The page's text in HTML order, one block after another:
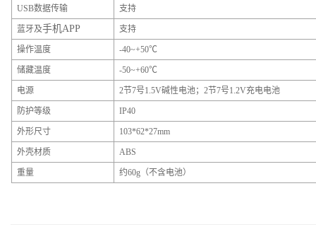
USB数据传输 支持
蓝牙及手机APP 支持
操作温度 -40~+50℃
储藏温度 -50~+60℃
电源 2节7号1.5V碱性电池；2节7号1.2V充电电池
防护等级 IP40
外形尺寸 103*62*27mm
外壳材质 ABS
重量 约60g（不含电池）